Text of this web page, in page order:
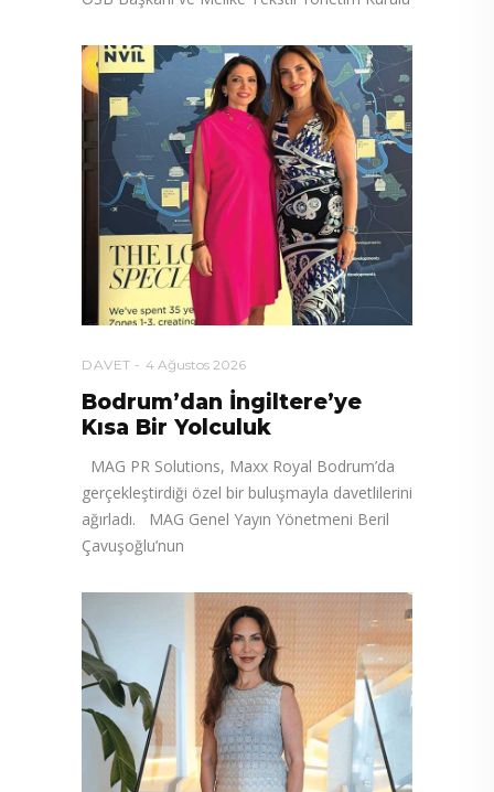
DAVET 4 Ağustos 2026
Bodrum’dan İngiltere’ye
Kısa Bir Yolculuk
MAG PR Solutions, Maxx Royal Bodrum’da
gerçekleştirdiği özel bir buluşmayla davetlilerini
ağırladı. MAG Genel Yayın Yönetmeni Beril
Çavuşoğlu’nun